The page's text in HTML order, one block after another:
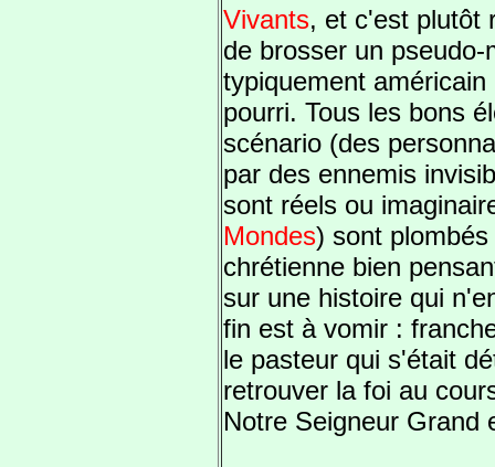
Vivants, et c'est plutôt
de brosser un
typiquement
pourri. Tous les bons
scénario (des
par des ennemis
sont réels ou
Mondes) sont
chrétienne bien
sur une histoire qui
fin est à vomir :
le pasteur qui s'était
retrouver la foi au
Notre Seigneur Grand